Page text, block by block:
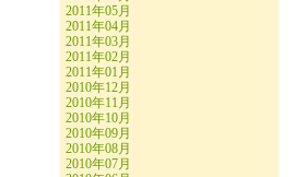
2011年05月
2011年04月
2011年03月
2011年02月
2011年01月
2010年12月
2010年11月
2010年10月
2010年09月
2010年08月
2010年07月